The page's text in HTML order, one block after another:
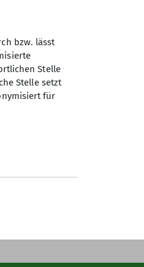
des
e.V.
bzw. lässt
Stelle
Stelle setzt
für